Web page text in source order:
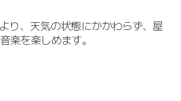
り、天気の状態にかかわらず、屋
楽を楽しめます。